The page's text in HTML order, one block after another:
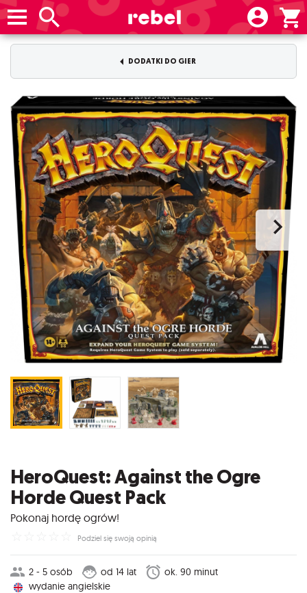
DODATKI DO GIER
HeroQuest: Against the Ogre
Horde Quest Pack
Pokonaj hordę ogrów!
Podziel się swoją opinią
2 - 5 osób od 14 lat
ok. 90 minut
wydanie angielskie